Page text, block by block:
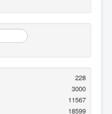
228
3000
11567
18599